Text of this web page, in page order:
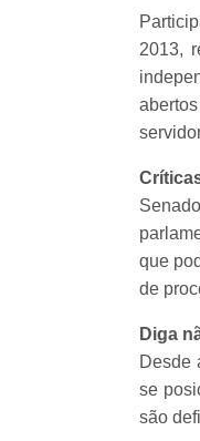
2013,
que
de
Diga
Desde
se
são